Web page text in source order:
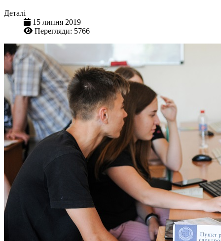
Деталі
15 липня 2019
Перегляди: 5766